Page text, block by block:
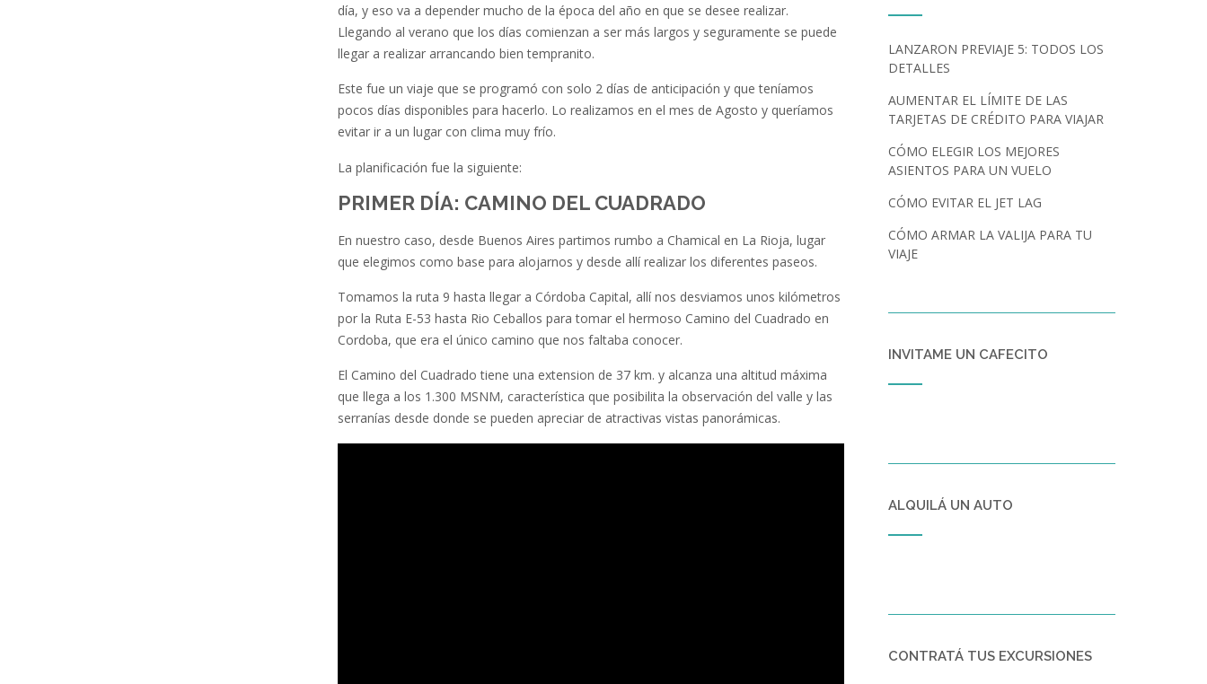
día, y eso va a depender mucho de la época del año en que se desee realizar.
Llegando al verano que los días comienzan a ser más largos y seguramente se puede
llegar a realizar arrancando bien tempranito.
Este fue un viaje que se programó con solo 2 días de anticipación y que teníamos
pocos días disponibles para hacerlo. Lo realizamos en el mes de Agosto y queríamos
evitar ir a un lugar con clima muy frío.
La planificación fue la siguiente:
PRIMER DÍA: CAMINO DEL CUADRADO
En nuestro caso, desde Buenos Aires partimos rumbo a Chamical en La Rioja, lugar
que elegimos como base para alojarnos y desde allí realizar los diferentes paseos.
Tomamos la ruta 9 hasta llegar a Córdoba Capital, allí nos desviamos unos kilómetros
por la Ruta E-53 hasta Rio Ceballos para tomar el hermoso Camino del Cuadrado en
Cordoba, que era el único camino que nos faltaba conocer.
El Camino del Cuadrado tiene una extension de 37 km. y alcanza una altitud máxima
que llega a los 1.300 MSNM, característica que posibilita la observación del valle y las
serranías desde donde se pueden apreciar de atractivas vistas panorámicas.
LANZARON PREVIAJE 5: TODOS LOS
DETALLES
AUMENTAR EL LÍMITE DE LAS
TARJETAS DE CRÉDITO PARA VIAJAR
CÓMO ELEGIR LOS MEJORES
ASIENTOS PARA UN VUELO
CÓMO EVITAR EL JET LAG
CÓMO ARMAR LA VALIJA PARA TU
VIAJE
INVITAME UN CAFECITO
ALQUILÁ UN AUTO
CONTRATÁ TUS EXCURSIONES